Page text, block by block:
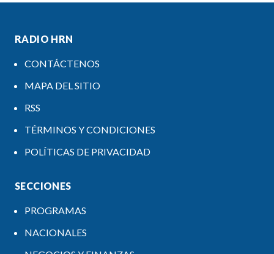
RADIO HRN
CONTÁCTENOS
MAPA DEL SITIO
RSS
TÉRMINOS Y CONDICIONES
POLÍTICAS DE PRIVACIDAD
SECCIONES
PROGRAMAS
NACIONALES